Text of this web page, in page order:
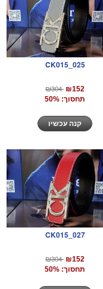
CK015_025
₪304 ₪152
תחסוך: 50%
CK015_027
₪304 ₪152
תחסוך: 50%